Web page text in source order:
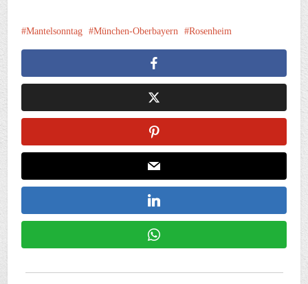
Mantelsonntag München-Oberbayern Rosenheim